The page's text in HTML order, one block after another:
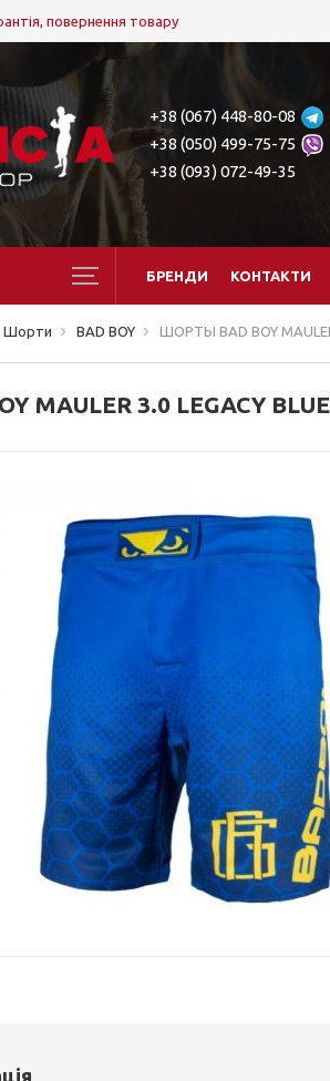
повернення товару
+38 (067) 448-80-08
+38 (050) 499-75-75
+38 (093) 072-49-35
БРЕНДИ КОНТАКТИ
Шорти BAD BOY ШОРТЫ BAD BOY
MAULER 3.0 LEGACY